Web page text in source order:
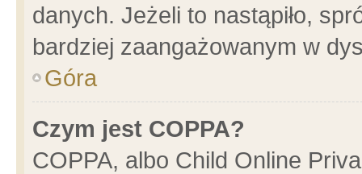
danych. Jeżeli to nastąpiło,
bardziej zaangażowanym w
Góra
Czym jest COPPA?
COPPA, albo Child Online